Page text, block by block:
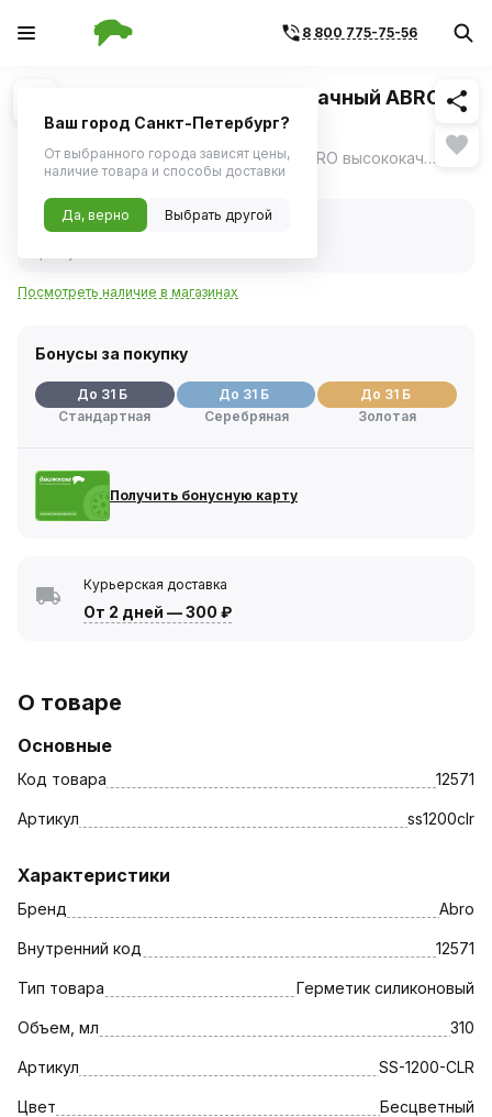
8 800 775-75-56
1/2 Похожие
Герметик силиконовый прозрачный ABRO
SS-1200C 310г
Герметик силиконовый прозрачный ABRO высококачественный противогрибковый герметик белого цвета на основе 100% силикона и уксусной кислоты. ещё
Нет в наличии
Нет в наличии
Посмотреть наличие в магазинах
Бонусы за покупку
До 31 Б
Стандартная
До 31 Б
Серебряная
До 31 Б
Золотая
Получить бонусную карту
Курьерская доставка
От 2 дней —300 ₽
О товаре
Основные
Код товара 12571
Артикул ss1200clr
Характеристики
Бренд Abro
Внутренний код 12571
Тип товара Герметик силиконовый
Объем, мл 310
Артикул SS-1200-CLR
Цвет Бесцветный
Ваш город Санкт-Петербург?
От выбранного города зависят цены,
наличие товара и способы доставки
Да, верно Выбрать другой